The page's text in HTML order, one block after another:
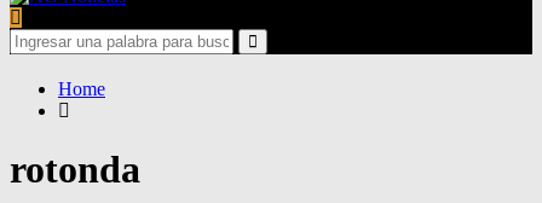
Search
for:
Search
Home
rotonda